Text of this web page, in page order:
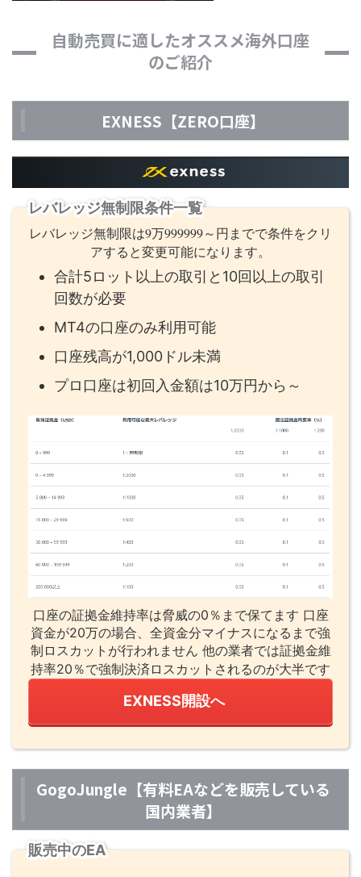
自動売買に適したオススメ海外口座
のご紹介
EXNESS【ZERO口座】
レバレッジ無制限条件一覧
レバレッジ無制限は9万999999～円までで条件をクリ
アすると変更可能になります。
合計5ロット以上の取引と10回以上の取引
回数が必要
MT4の口座のみ利用可能
口座残高が1,000ドル未満
プロ口座は初回入金額は10万円から～
口座の証拠金維持率は脅威の0％まで保てます 口座
資金が20万の場合、全資金分マイナスになるまで強
制ロスカットが行われません 他の業者では証拠金維
持率20％で強制決済ロスカットされるのが大半です
EXNESS開設へ
GogoJungle【有料EAなどを販売している
国内業者】
販売中のEA